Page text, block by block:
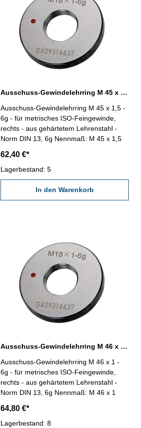
Ausschuss-Gewindelehrring M 45 x 1,5 - 6g DIN 13
Ausschuss-Gewindelehrring M 45 x 1,5 -
6g - für metrisches ISO-Feingewinde,
rechts - aus gehärtetem Lehrenstahl -
Norm DIN 13, 6g Nennmaß: M 45 x 1,5
62,40 €*
Lagerbestand: 5
In den Warenkorb
Ausschuss-Gewindelehrring M 46 x 1 - 6g DIN 13
Ausschuss-Gewindelehrring M 46 x 1 -
6g - für metrisches ISO-Feingewinde,
rechts - aus gehärtetem Lehrenstahl -
Norm DIN 13, 6g Nennmaß: M 46 x 1
64,80 €*
Lagerbestand: 8